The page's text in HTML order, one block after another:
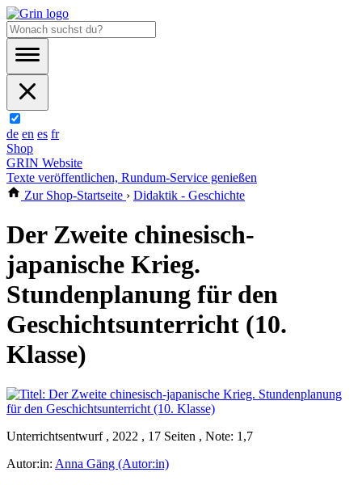
de en es fr
Shop
GRIN Website
Texte veröffentlichen, Rundum-Service genießen
Zur Shop-Startseite › Didaktik - Geschichte
Der Zweite chinesisch-
japanische Krieg.
Stundenplanung für den
Geschichtsunterricht (10.
Klasse)
Unterrichtsentwurf , 2022 , 17 Seiten , Note: 1,7
Autor:in: Anna Gäng (Autor:in)